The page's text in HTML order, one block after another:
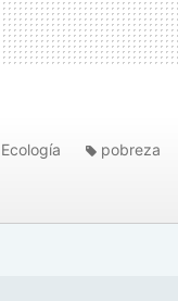
Ecología pobreza